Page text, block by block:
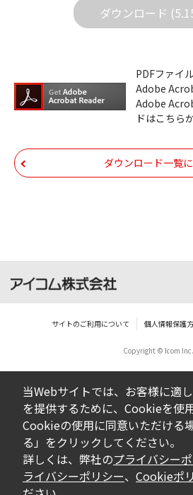
個人が本来の目的でご使用
ですが、権利者の許諾を得
ダウンロードした取扱
貸、改変、公衆送信、ま
化することはできません
いは無償を問わず、第三
使用させる事ができませ
ダウンロードした取扱説
の転用は一切出来ません
ダウンロードした取扱説明
べての掲載物の変更は一切
い。お客様による内容の変
の欠陥が生じたとしても、
証をいたしません。また、
果、万一お客様に損害が生
社及び販売店等は一切の責
ダウンロード
PDFファイ
Adobe
Adobe
ドはこちら
ダウンロード一覧
サイトのご利用について 個人情報保護
Copyright © Icom Inc.
当Webサイトでは、お客様に適
を提供するために、Cookieを使
Cookieの使用に同意いただける
る」をクリックしてください。
詳しくは、弊社のプライバシー
ライバシーポリシー、 Cookieポ